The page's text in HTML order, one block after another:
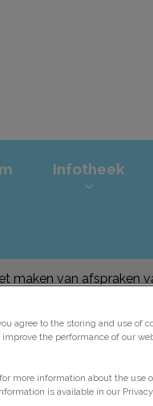
Infotheek
maken van afspraken
agree to the storing and use of
the performance of our
for more information about the
is available in our